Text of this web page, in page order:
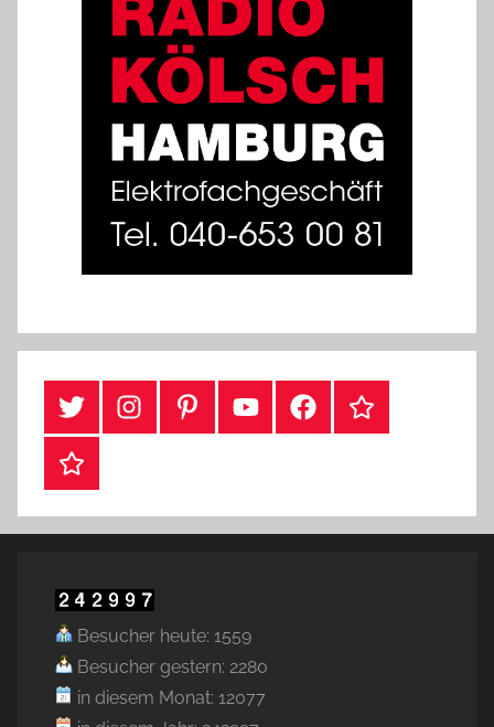
#TwitterInstagramPinterestYouTubeFacebookTikTok
Webshop
Besucher heute: 1559
Besucher gestern: 2280
in diesem Monat: 12077